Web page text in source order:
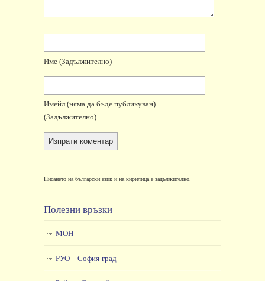
Име (задължително)
Имейл (няма да бъде публикуван)
(задължително)
Писането на български език и на кирилица е задължително.
Полезни връзки
МОН
РУО – София-град